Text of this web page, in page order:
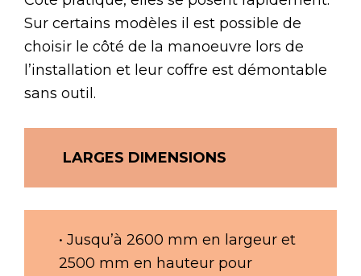
Sur certains modèles il est possible de
choisir le côté de la manoeuvre lors de
l’installation et leur coffre est démontable
sans outil.
LARGES DIMENSIONS
• Jusqu’à 2600 mm en largeur et
2500 mm en hauteur pour